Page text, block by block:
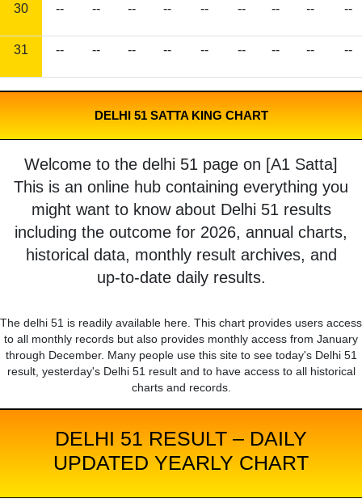
30 -- -- -- -- -- -- -- -- --
31 -- -- -- -- -- -- -- -- --
DELHI 51 SATTA KING CHART
Welcome to the delhi 51 page on [A1 Satta]
This is an online hub containing everything you
might want to know about Delhi 51 results
including the outcome for 2026, annual charts,
historical data, monthly result archives, and
up-to-date daily results.
The delhi 51 is readily available here. This chart provides users access
to all monthly records but also provides monthly access from January
through December. Many people use this site to see today's Delhi 51
result, yesterday's Delhi 51 result and to have access to all historical
charts and records.
DELHI 51 RESULT – DAILY
UPDATED YEARLY CHART